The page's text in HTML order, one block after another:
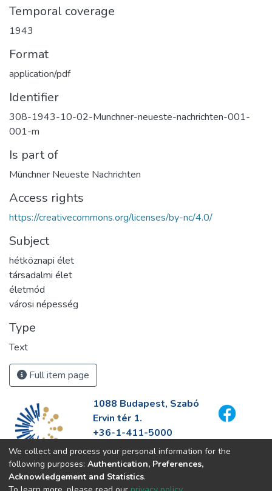
Temporal coverage
1943
Format
application/pdf
Identifier
308-1943-10-02-Munchner-neueste-nachrichten-001-
001-m
Is part of
Münchner Neueste Nachrichten
Access rights
https://creativecommons.org/licenses/by-nc/4.0/
Subject
hétköznapi élet
társadalmi élet
életmód
városi népesség
Type
Text
Full item page
1088 Budapest, Szabó
Ervin tér 1.
+36-1-411-5000
info@fszek.hu
https://fszek.hu
We collect and process your personal information for the
following purposes: Authentication, Preferences,
Acknowledgement and Statistics.